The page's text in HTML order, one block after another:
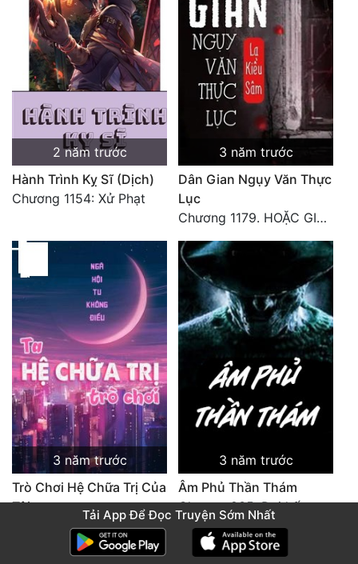
2 năm trước
Hành Trình Kỵ Sĩ (Dịch)
Chương 1154: Xử Phạt
3 năm trước
Dân Gian Ngụy Văn Thực
Lục
Chương 1179. HOẶC GIẢ TÔI CÓ THỂ CHO CẬU ĐÁP ÁN (TOÀN TRUYỆN HẾT)
3 năm trước
Trò Chơi Hệ Chữa Trị Của
Tôi
Chương 1000: Chào mừng bạn đến với chương cuối cùng của cuộc sống hoàn hảo. Hết.
3 năm trước
Âm Phủ Thần Thám
Chương 835: Đại kết cục
Tải App Để Đọc Truyện Sớm Nhất